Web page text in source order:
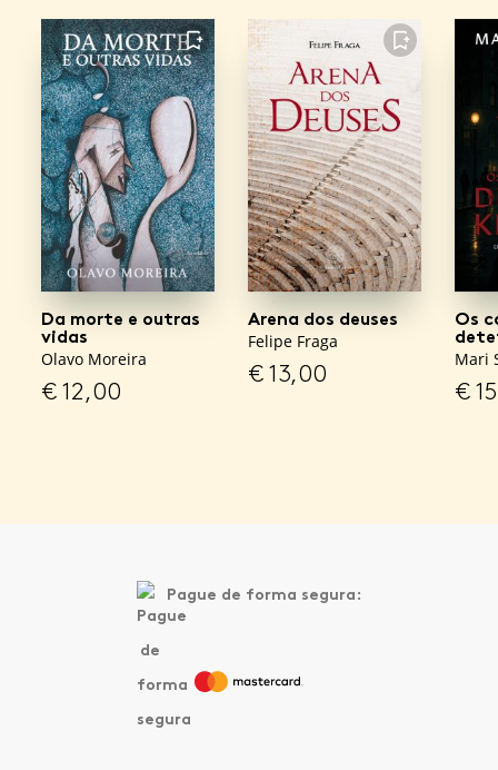
FAVORITO
Da morte e outras
vidas
Olavo Moreira
€12,00
FAVORITO
Arena dos deuses
Felipe Fraga
€13,00
Os
Mari
€
Pague de forma segura: